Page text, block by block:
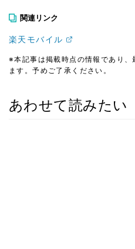
関連リンク
楽天モバイル
※本記事は掲載時点の情報であり、
ます。予めご了承ください。
あわせて読みたい